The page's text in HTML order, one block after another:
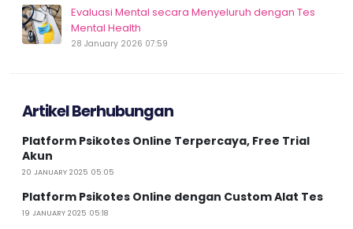
Evaluasi Mental secara Menyeluruh dengan Tes
Mental Health
28 January 2026 07:59
Artikel Berhubungan
Platform Psikotes Online Terpercaya, Free Trial
Akun
20 JANUARY 2025 05:05
Platform Psikotes Online dengan Custom Alat Tes
19 JANUARY 2025 05:18